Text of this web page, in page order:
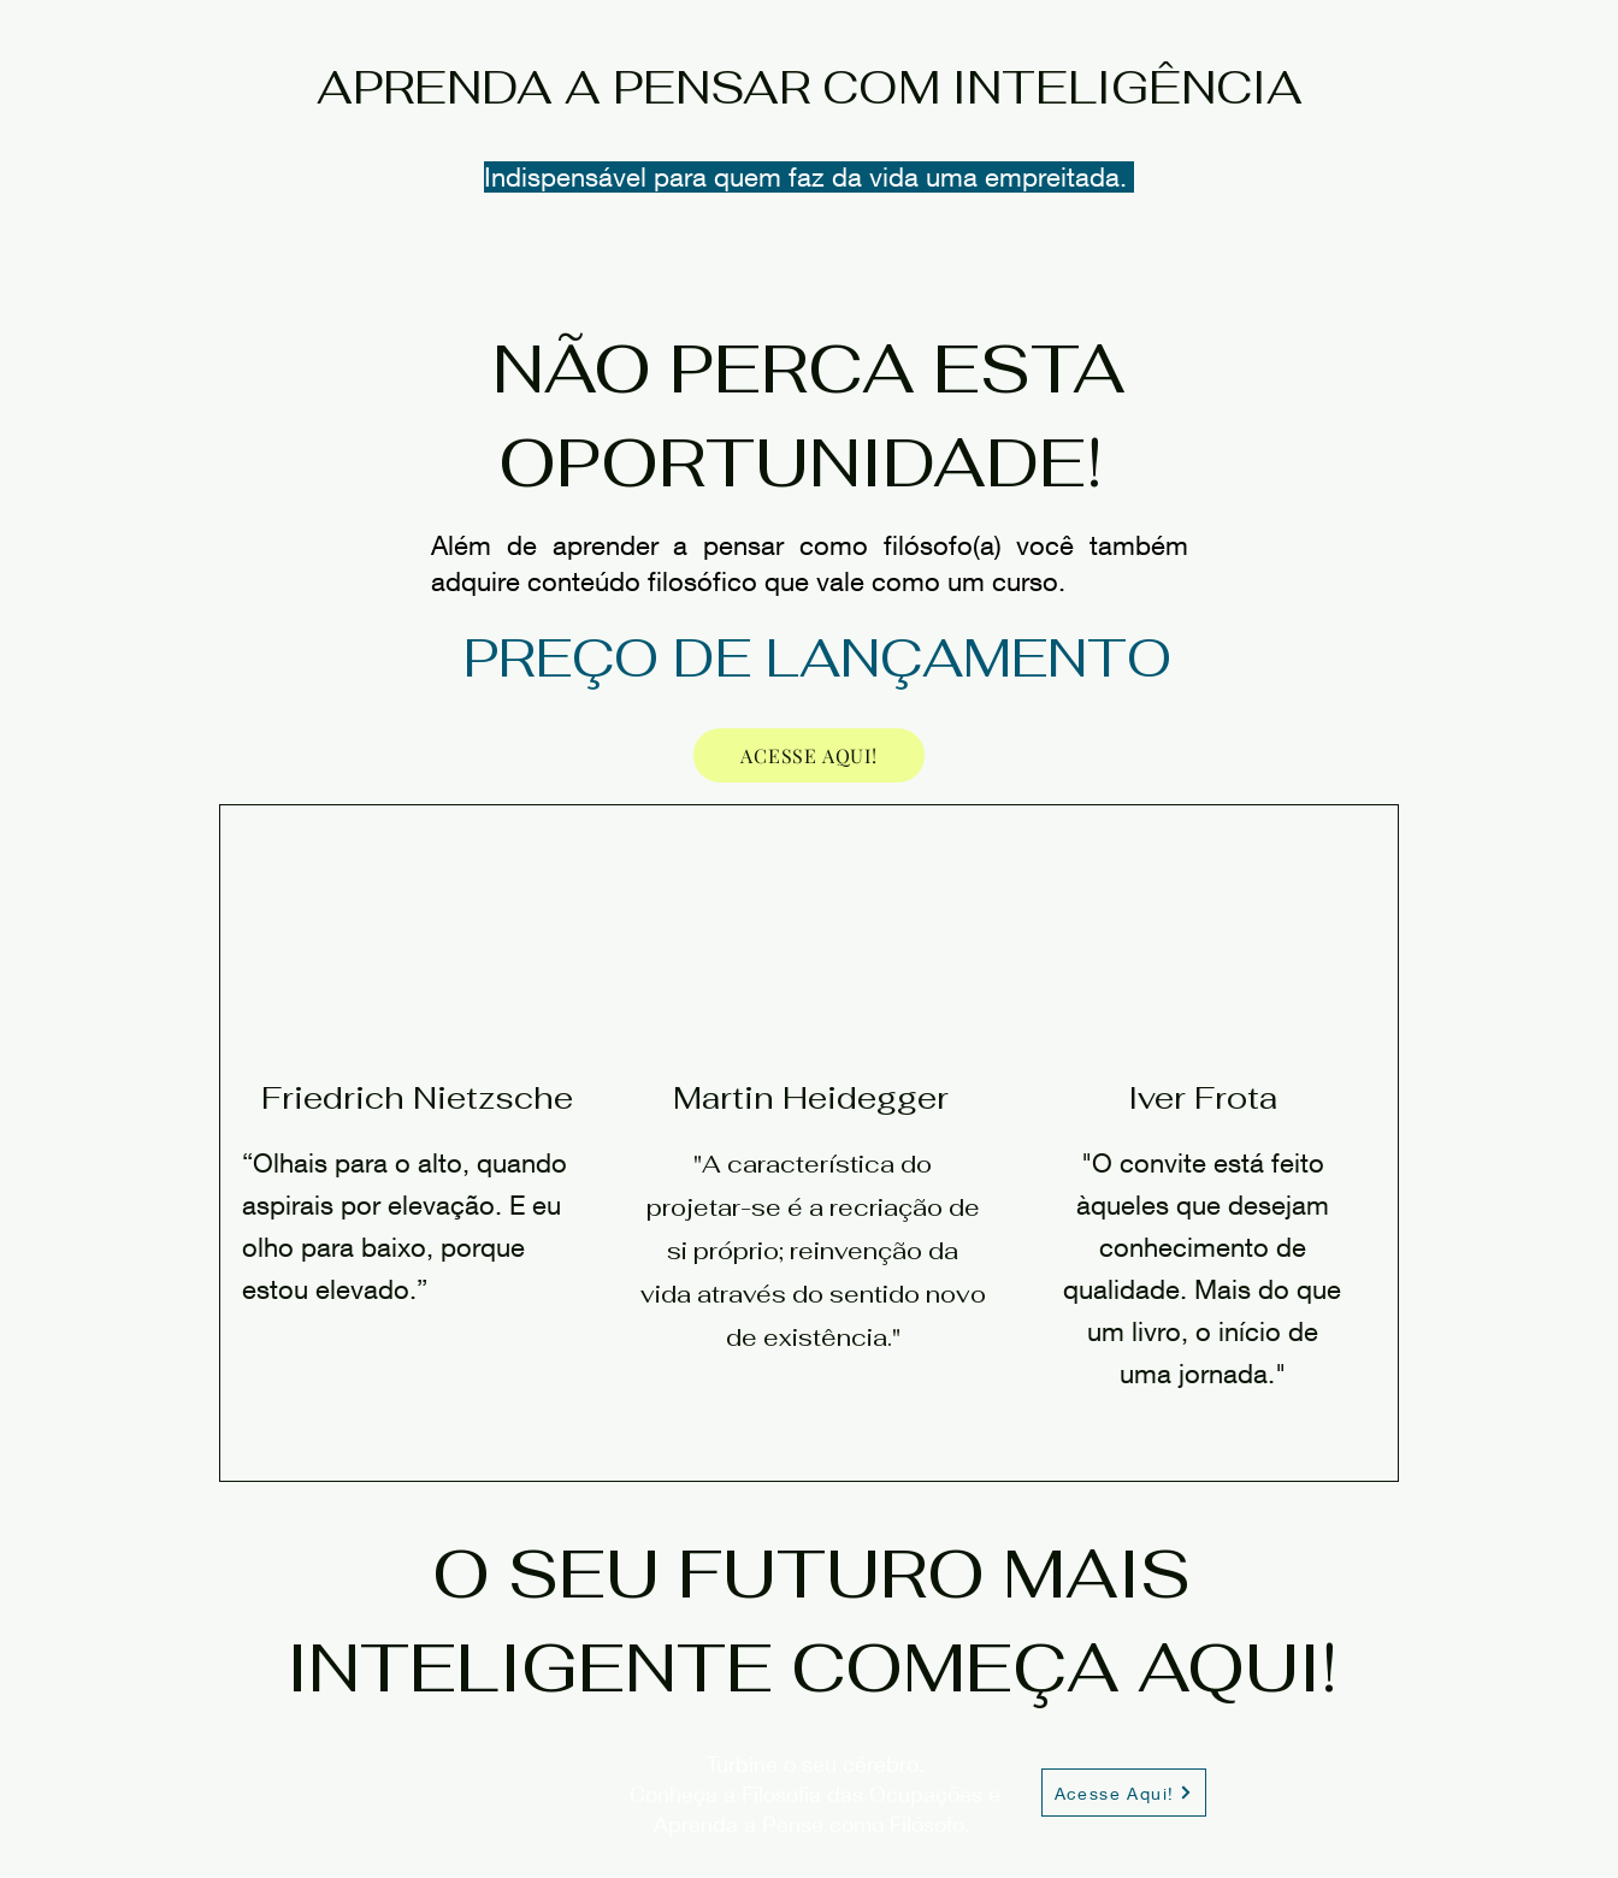
APRENDA A PENSAR COM INTELIGÊNCIA
Indispensável para quem faz da vida uma empreitada.
NÃO PERCA ESTA
OPORTUNIDADE!
Além de aprender a pensar como filósofo(a) você também
adquire conteúdo filosófico que vale como um curso.
PREÇO DE LANÇAMENTO
ACESSE AQUI!
Friedrich Nietzsche
“Olhais para o alto, quando
aspirais por elevação. E eu
olho para baixo, porque
estou elevado.”
Martin Heidegger
"A característica do
projetar-se é a recriação de
si próprio; reinvenção da
vida através do sentido novo
de existência."
Iver Frota
"O convite está feito
àqueles que desejam
conhecimento de
qualidade. Mais do que
um livro, o início de
uma jornada."
O SEU FUTURO MAIS
INTELIGENTE COMEÇA AQUI!
Acesse Aqui!